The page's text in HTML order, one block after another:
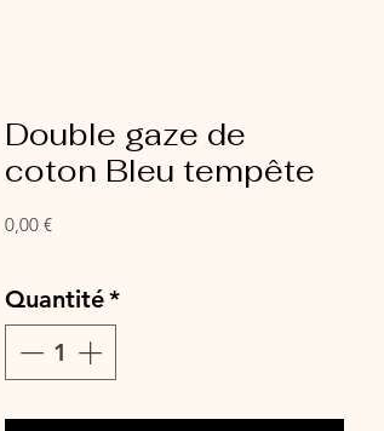
Double gaze de
coton Bleu tempête
0,00 €Prix
Quantité*